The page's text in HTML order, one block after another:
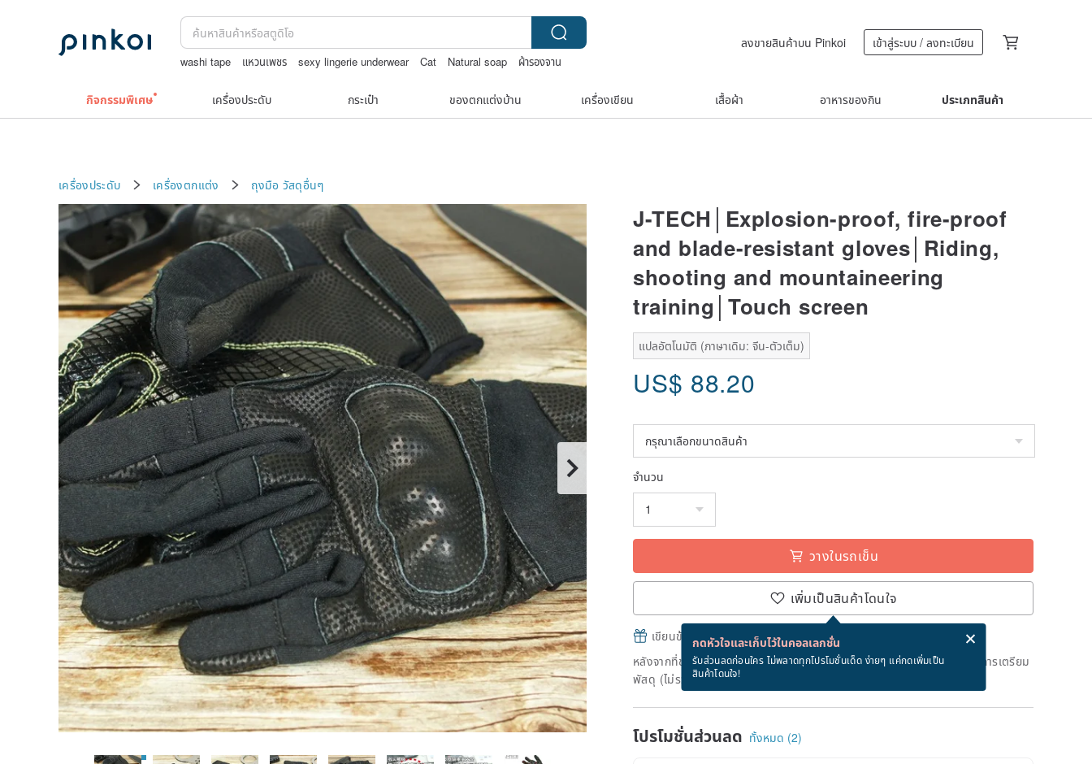
washi tape แหวนเพชร sexy lingerie underwear Cat Natural soap
ผ้ารองจาน
ลงขายสินค้าบน Pinkoi เข้าสู่ระบบ / ลงทะเบียน
กิจกรรมพิเศษ เครื่องประดับ กระเป๋า ของตกแต่งบ้าน เครื่องเขียน เสื้อผ้า อาหารของกิน ประเภทสินค้า
เครื่องประดับ เครื่องตกแต่ง ถุงมือ วัสดุอื่นๆ
J-TECH│Explosion-proof, fire-proof
and blade-resistant gloves│Riding,
shooting and mountaineering
training│Touch screen
แปลอัตโนมัติ (ภาษาเดิม: จีน-ตัวเต็ม)
US$ 88.20
จำนวน
วางในรถเข็น
เพิ่มเป็นสินค้าโดนใจ
กดหัวใจและเก็บไว้ในคอลเลกชั่น
รับส่วนลดก่อนใคร ไม่พลาดทุกโปรโมชั่นเด็ด ง่ายๆ แค่กดเพิ่มเป็น
สินค้าโดนใจ!
เขียนข้อความและส่ง eCard ฟรีเมื่อซื้อสินค้า!
หลังจากที่ชำระเงินถึงวันที่จะจัดส่งสินค้า จะใช้เวลาประมาณ 3 วันทางการในการเตรียม
พัสดุ (ไม่รวมวันหยุด)
โปรโมชั่นส่วนลด ทั้งหมด (2)